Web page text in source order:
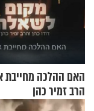
האם ההלכה מחייבת
הרב זמיר כהן